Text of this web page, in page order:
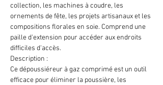
collection, les machines à coudre, les
ornements de fête, les projets artisanaux et les
compositions florales en soie. Comprend une
paille d'extension pour accéder aux endroits
difficiles d'accès.
Description :
Ce dépoussiéreur à gaz comprimé est un outil
efficace pour éliminer la poussière, les